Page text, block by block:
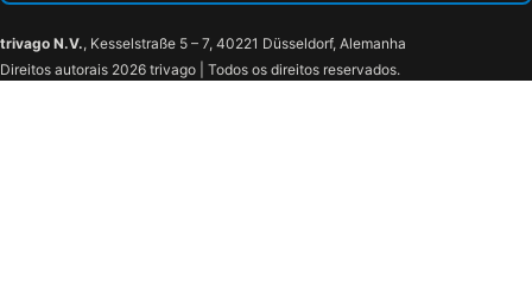
trivago N.V., Kesselstraße 5 – 7, 40221 Düsseldorf, Alemanha
Direitos autorais 2026 trivago | Todos os direitos reservados.